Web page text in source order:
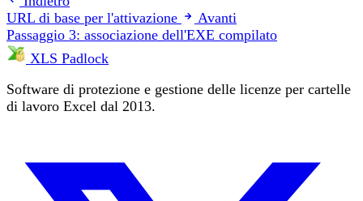
URL di base per l'attivazione
Avanti
Passaggio 3: associazione dell'EXE compilato
XLS Padlock
Software di protezione e gestione delle licenze per cartelle
di lavoro Excel dal 2013.